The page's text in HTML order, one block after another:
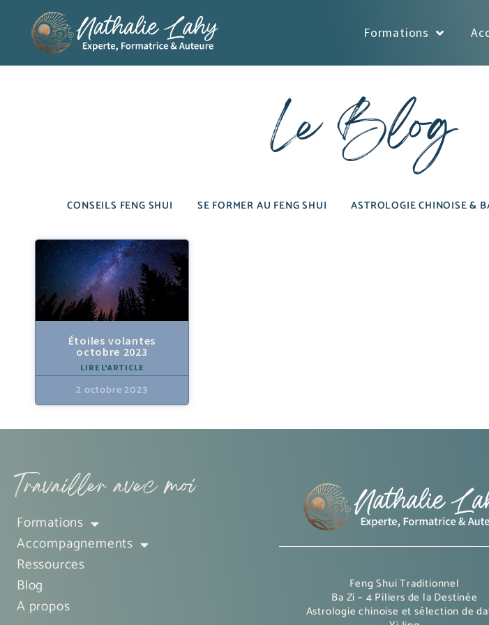
Formations
Le Blog
CONSEILS FENG SHUI SE FORMER AU FENG SHUI ASTROLOGIE CHINOISE &
Étoiles volantes
octobre 2023
LIRE L'ARTICLE
2 octobre 2023
Travailler avec moi
Formations
Accompagnements
Ressources
Blog
A propos
Feng Shui Traditionnel
Ba Zi – 4 Piliers de la Destinée
Astrologie chinoise et sélection de